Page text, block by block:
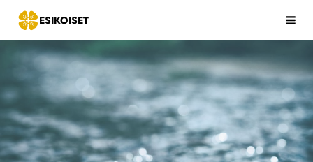
Siirry
sivun
sisältöön
ESIKOISET